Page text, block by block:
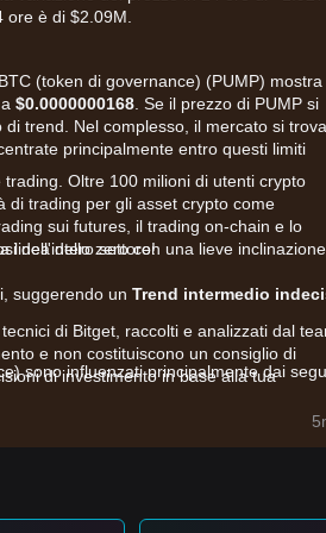
è di $2.09M.
(token di governance) (PUMP) mostra
$0.0000000168 . Se il prezzo di PUMP si
trend. Nel complesso, il mercato si trova
principalmente entro questi limiti
linea dello zero con una lieve inclinazione
suggerendo un Trend intermedio
sono influenzati principalmente dai
di mercato è legata al potere di
dello staking di BTC impattano
Oltre 100 milioni di utenti crypto
di trading per gli asset crypto come
sui futures, il trading on-chain e lo
dell'intero settore!
di Bitget, raccolti e analizzati dal
e non costituiscono un consiglio di
di investimento in base alla tua